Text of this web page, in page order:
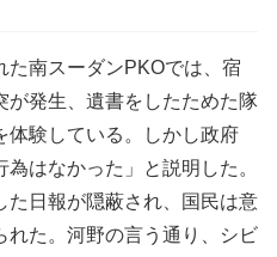
南スーダンPKOでは、宿
が発生、遺書をしたためた隊
体験している。しかし政府
はなかった」と説明した。
た日報が隠蔽され、国民は意
れた。河野の言う通り、シビ